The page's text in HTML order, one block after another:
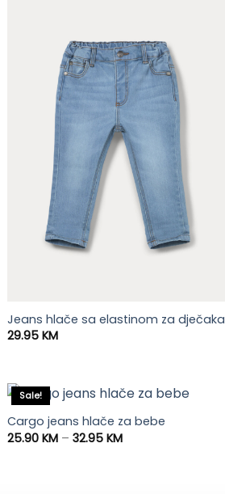
Jeans hlače sa elastinom za dječaka
29.95 KM
Sale!
Cargo jeans hlače za bebe
25.90 KM – 32.95 KMPrice